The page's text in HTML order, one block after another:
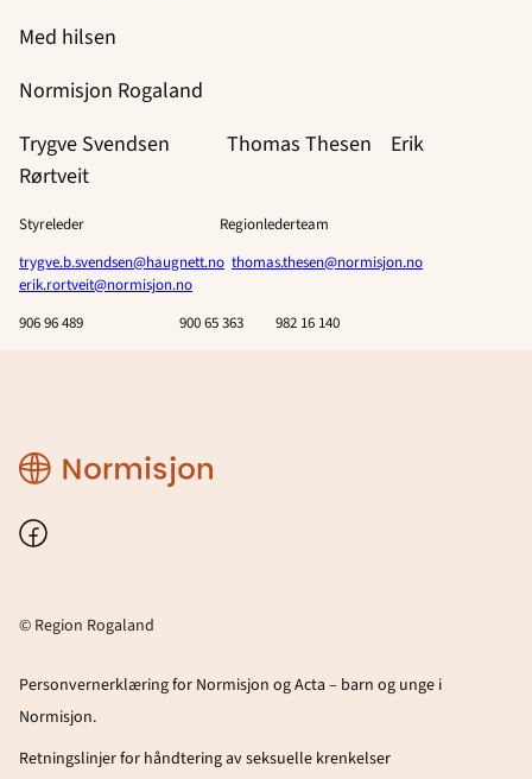
Med hilsen
Normisjon Rogaland
Trygve Svendsen Thomas Thesen Erik
Rørtveit
Styreleder Regionlederteam
trygve.b.svendsen@haugnett.no thomas.thesen@normisjon.no
erik.rortveit@normisjon.no
906 96 489 900 65 363 982 16 140
Region
Rogaland
Facebook
© Region Rogaland
Personvernerklæring for Normisjon og Acta – barn og unge i
Normisjon.
Retningslinjer for håndtering av seksuelle krenkelser